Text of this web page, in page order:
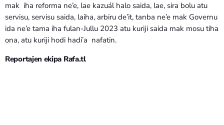
mak iha reforma ne’e, lae kazuál halo saida, lae, sira bolu atu
servisu, servisu saida, laiha, arbiru de’it, tanba ne’e mak Governu
ida ne’e tama iha fulan-Jullu 2023 atu kuriji saida mak mosu tiha
ona, atu kuriji hodi hadi’a nafatin.
Reportajen ekipa Rafa.tl